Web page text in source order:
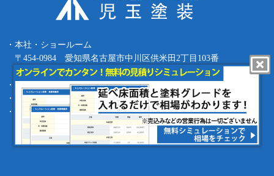
・本社・ショールーム
〒454-0984 愛知県名古屋市中川区供米田2丁目103番
Tel.052-387-8427 Fax.052-387-8497
・四日市支店 〒512-0911 三重県四日市市生桑町270-36
・緑支店 〒458-0801 愛知県名古屋市緑区鳴海町根古屋1-16
・工事部 〒455-0873 愛知県名古屋市港区春田野1丁目1709番地
copyright (c) 児玉塗装 Allrights reserved.